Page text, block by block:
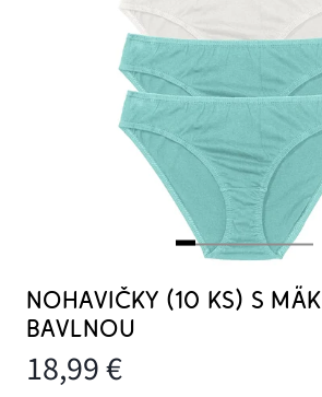
NOHAVIČKY (10 KS) S
BAVLNOU
18,99 €